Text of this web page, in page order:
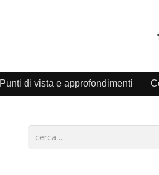
Punti di vista e approfondimenti